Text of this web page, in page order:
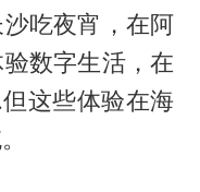
吃夜宵，在阿
数字生活，在
这些体验在海